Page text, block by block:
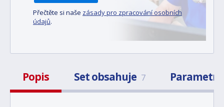
Přečtěte si naše zásady pro zpracování osobních
údajů.
Popis Set obsahuje 7 Parametry